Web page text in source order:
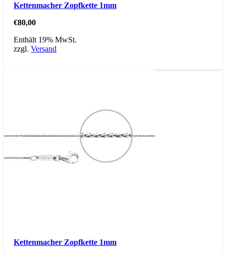
Kettenmacher Zopfkette 1mm
€80,00
Enthält 19% MwSt.
zzgl.Versand
Kettenmacher Zopfkette 1mm